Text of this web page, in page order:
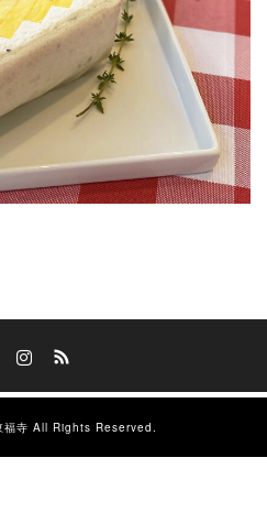
福寺 All Rights Reserved.